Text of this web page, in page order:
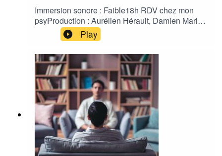
Immersion sonore : Faible18h RDV chez mon
psyProduction : Aurélien Hérault, Damien Maric,
Jean François TinardChargée de production :
Agathe LedeinAuteur : Danaë Holler et Solène
EkizianComédien : Benoit AllemaneStudio :
Contrechamp Studio Habillage Sonore :
Contrechamp Studio
Play